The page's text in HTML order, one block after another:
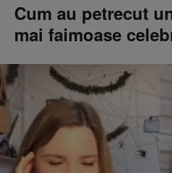
Cum au petrecut
mai faimoase